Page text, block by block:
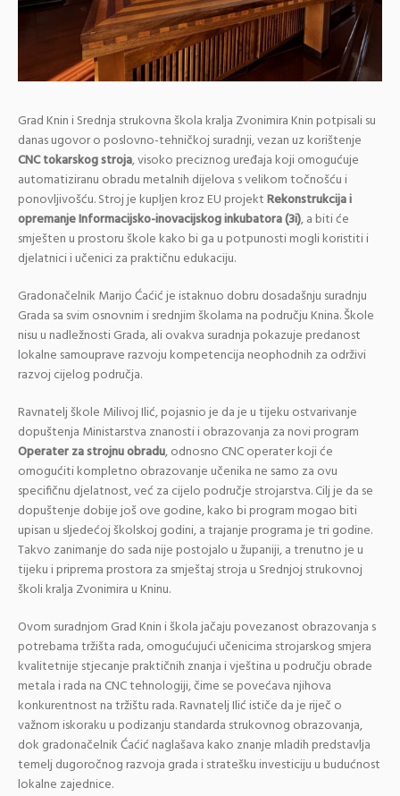
Grad Knin i Srednja strukovna škola kralja Zvonimira Knin potpisali su
danas ugovor o poslovno-tehničkoj suradnji, vezan uz korištenje
CNC tokarskog stroja, visoko preciznog uređaja koji omogućuje
automatiziranu obradu metalnih dijelova s velikom točnošću i
ponovljivošću. Stroj je kupljen kroz EU projektRekonstrukcija i
opremanje Informacijsko-inovacijskog inkubatora (3i), a biti će
smješten u prostoru škole kako bi ga u potpunosti mogli koristiti i
djelatnici i učenici za praktičnu edukaciju.
Gradonačelnik Marijo Ćaćić je istaknuo dobru dosadašnju suradnju
Grada sa svim osnovnim i srednjim školama na području Knina. Škole
nisu u nadležnosti Grada, ali ovakva suradnja pokazuje predanost
lokalne samouprave razvoju kompetencija neophodnih za održivi
razvoj cijelog područja.
Ravnatelj škole Milivoj Ilić, pojasnio je da je u tijeku ostvarivanje
dopuštenja Ministarstva znanosti i obrazovanja za novi program
Operater za strojnu obradu, odnosno CNC operater koji će
omogućiti kompletno obrazovanje učenika ne samo za ovu
specifičnu djelatnost, već za cijelo područje strojarstva. Cilj je da se
dopuštenje dobije još ove godine, kako bi program mogao biti
upisan u sljedećoj školskoj godini, a trajanje programa je tri godine.
Takvo zanimanje do sada nije postojalo u županiji, a trenutno je u
tijeku i priprema prostora za smještaj stroja u Srednjoj strukovnoj
školi kralja Zvonimira u Kninu.
Ovom suradnjom Grad Knin i škola jačaju povezanost obrazovanja s
potrebama tržišta rada, omogućujući učenicima strojarskog smjera
kvalitetnije stjecanje praktičnih znanja i vještina u području obrade
metala i rada na CNC tehnologiji, čime se povećava njihova
konkurentnost na tržištu rada. Ravnatelj Ilić ističe da je riječ o
važnom iskoraku u podizanju standarda strukovnog obrazovanja,
dok gradonačelnik Ćaćić naglašava kako znanje mladih predstavlja
temelj dugoročnog razvoja grada i stratešku investiciju u budućnost
lokalne zajednice.